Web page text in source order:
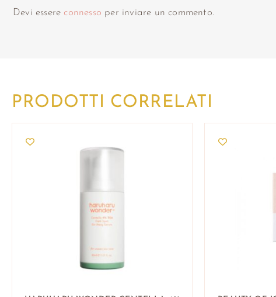
Devi essere connesso per inviare un commento.
PRODOTTI CORRELATI